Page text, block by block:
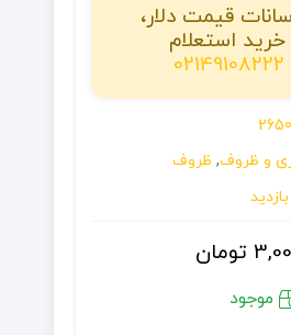
قیمت دلار،
استعلام
02149108222
و ظروف, ظروف
تومان
موجود